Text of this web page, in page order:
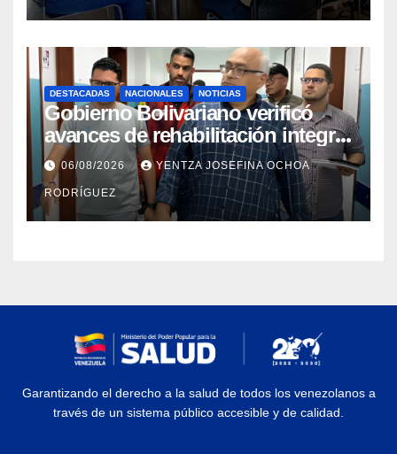
DESTACADAS NACIONALES NOTICIAS
Gobierno Bolivariano verificó
avances de rehabilitación integral
en el Hospital Dr. José María
Vargas
06/08/2026 YENTZA JOSEFINA OCHOA
RODRÍGUEZ
Garantizando el derecho a la salud de todos los venezolanos a
través de un sistema público accesible y de calidad.